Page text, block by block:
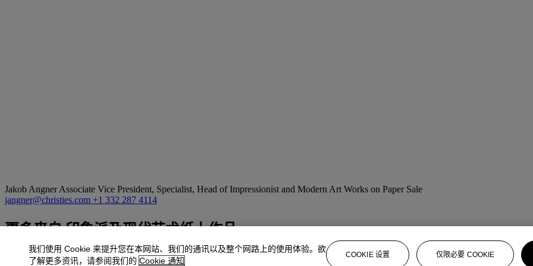
Jakob AngnerAssociate Vice President, Specialist, Head of Impressionist and Modern Art Works on Paper Sale
jangner@christies.com +1 332 287 4114
更多来自印象派及现代艺术纸上作品
查看全部
我们使用 Cookie 来提升您在本网站、我们的通讯以及整个网路上的使用体验。欲
了解更多资讯，请参阅我们的 Cookie 通知
COOKIE 设置 仅限必要 COOKIE